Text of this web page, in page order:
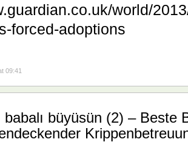
world/
forced-adoptions
09:41
babalı büyüsün (2) – Beste